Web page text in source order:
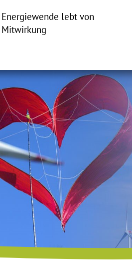
Energiewende lebt von
Mitwirkung